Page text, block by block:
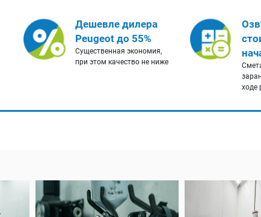
Дешевле дилера
Peugeot до 55%
Существенная экономия,
при этом качество не ниже
ходе